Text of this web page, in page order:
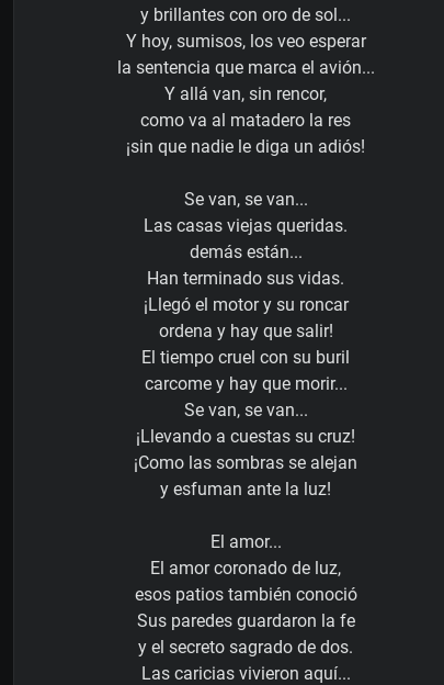
y brillantes con oro de sol...
Y hoy, sumisos, los veo esperar
la sentencia que marca el avión...
Y allá van, sin rencor,
como va al matadero la res
¡sin que nadie le diga un adiós!
Se van, se van...
Las casas viejas queridas.
demás están...
Han terminado sus vidas.
¡Llegó el motor y su roncar
ordena y hay que salir!
El tiempo cruel con su buril
carcome y hay que morir...
Se van, se van...
¡Llevando a cuestas su cruz!
¡Como las sombras se alejan
y esfuman ante la luz!
El amor...
El amor coronado de luz,
esos patios también conoció
Sus paredes guardaron la fe
y el secreto sagrado de dos.
Las caricias vivieron aquí...